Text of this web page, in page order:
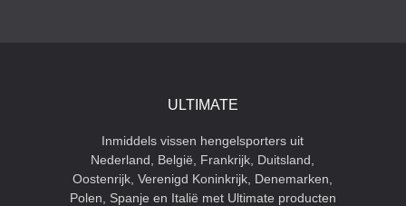
ULTIMATE
Inmiddels vissen hengelsporters uit
Nederland, België, Frankrijk, Duitsland,
Oostenrijk, Verenigd Koninkrijk, Denemarken,
Polen, Spanje en Italië met Ultimate producten